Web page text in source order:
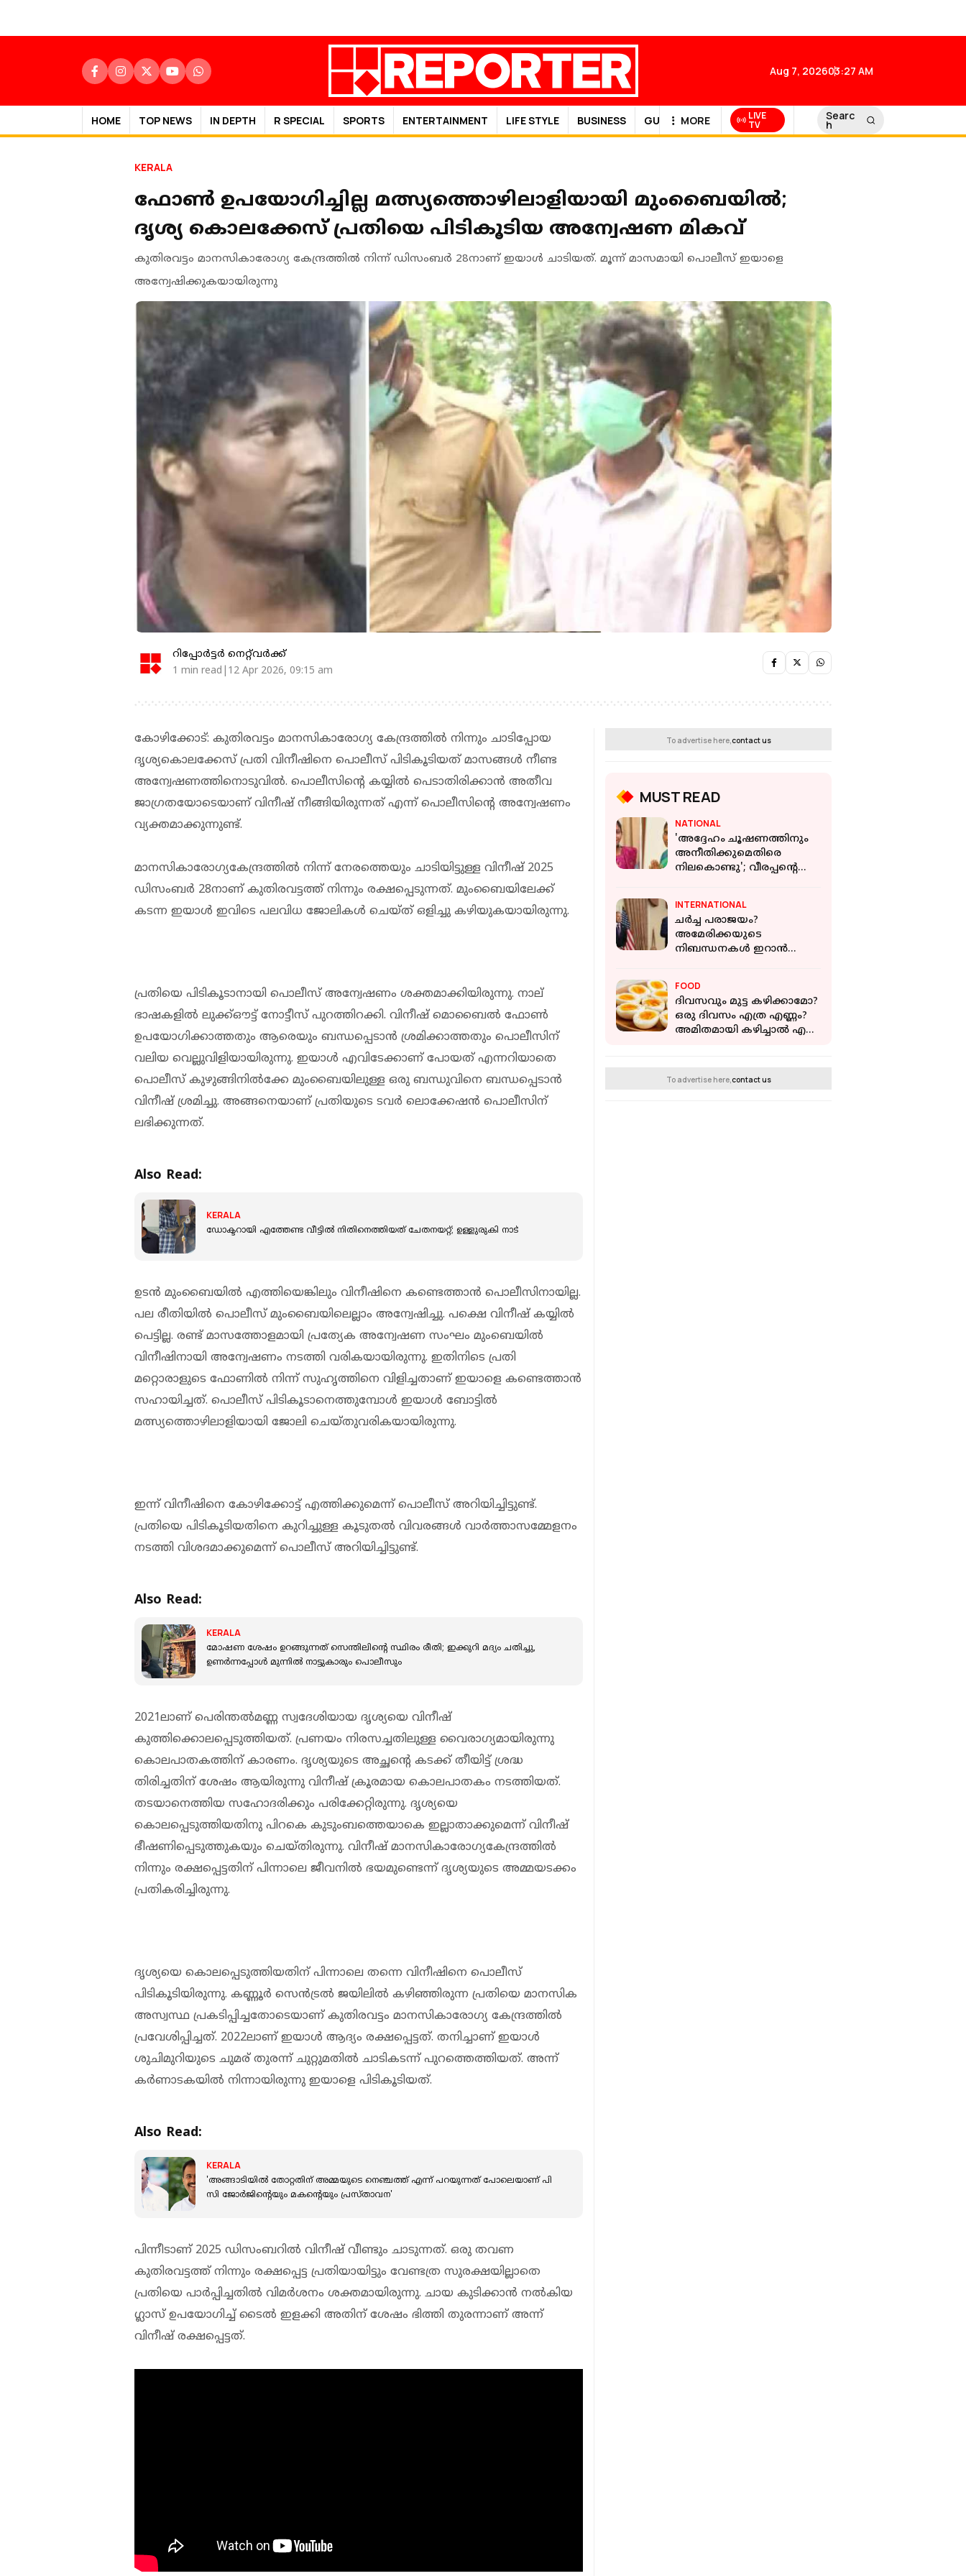
Aug 7, 202603:27 AM
HOME TOP NEWS IN DEPTH R SPECIAL SPORTS ENTERTAINMENT LIFE STYLE BUSINESS GULF NEWS
MORE LIVE
TV
Searc
h
KERALA
ഫോണ്‍ ഉപയോഗിച്ചില്ല മത്സ്യത്തൊഴിലാളിയായി മുംബൈയിൽ;
ദൃശ്യ കൊലക്കേസ് പ്രതിയെ പിടികൂടിയ അന്വേഷണ മികവ്
കുതിരവട്ടം മാനസികാരോഗ്യ കേന്ദ്രത്തില്‍ നിന്ന് ഡിസംബര്‍ 28നാണ് ഇയാള്‍ ചാടിയത്. മൂന്ന് മാസമായി പൊലീസ് ഇയാളെ
അന്വേഷിക്കുകയായിരുന്നു
റിപ്പോർട്ടർ നെറ്റ്‌വര്‍ക്ക്‌
1 min read|12 Apr 2026, 09:15 am
കോഴിക്കോട്: കുതിരവട്ടം മാനസികാരോഗ്യ കേന്ദ്രത്തിൽ നിന്നും ചാടിപ്പോയ
ദൃശ്യകൊലക്കേസ് പ്രതി വിനീഷിനെ പൊലീസ് പിടികൂടിയത് മാസങ്ങൾ നീണ്ട
അന്വേഷണത്തിനൊടുവിൽ. പൊലീസിന്റെ കയ്യിൽ പെടാതിരിക്കാൻ അതീവ
ജാഗ്രതയോടെയാണ് വിനീഷ് നീങ്ങിയിരുന്നത് എന്ന് പൊലീസിന്റെ അന്വേഷണം
വ്യക്തമാക്കുന്നുണ്ട്.
മാനസികാരോഗ്യകേന്ദ്രത്തിൽ നിന്ന് നേരത്തെയും ചാടിയിട്ടുള്ള വിനീഷ് 2025
ഡിസംബർ 28നാണ് കുതിരവട്ടത്ത് നിന്നും രക്ഷപ്പെടുന്നത്. മുംബൈയിലേക്ക്
കടന്ന ഇയാൾ ഇവിടെ പലവിധ ജോലികൾ ചെയ്ത് ഒളിച്ചു കഴിയുകയായിരുന്നു.
പ്രതിയെ പിടികൂടാനായി പൊലീസ് അന്വേഷണം ശക്തമാക്കിയിരുന്നു. നാല്
ഭാഷകളിൽ ലുക്ക്ഔട്ട് നോട്ടീസ് പുറത്തിറക്കി. വിനീഷ് മൊബൈൽ ഫോൺ
ഉപയോഗിക്കാത്തതും ആരെയും ബന്ധപ്പെടാൻ ശ്രമിക്കാത്തതും പൊലീസിന്
വലിയ വെല്ലുവിളിയായിരുന്നു. ഇയാൾ എവിടേക്കാണ് പോയത് എന്നറിയാതെ
പൊലീസ് കുഴുങ്ങിനിൽക്കേ മുംബൈയിലുള്ള ഒരു ബന്ധുവിനെ ബന്ധപ്പെടാൻ
വിനീഷ് ശ്രമിച്ചു. അങ്ങനെയാണ് പ്രതിയുടെ ടവർ ലൊക്കേഷൻ പൊലീസിന്
ലഭിക്കുന്നത്.
Also Read:
KERALA
ഡോക്ടറായി എത്തേണ്ട വീട്ടില്‍ നിതിനെത്തിയത് ചേതനയറ്റ്; ഉള്ളുരുകി നാട്
ഉടൻ മുംബൈയിൽ എത്തിയെങ്കിലും വിനീഷിനെ കണ്ടെത്താൻ പൊലീസിനായില്ല.
പല രീതിയിൽ പൊലീസ് മുംബൈയിലെല്ലാം അന്വേഷിച്ചു. പക്ഷെ വിനീഷ് കയ്യിൽ
പെട്ടില്ല. രണ്ട് മാസത്തോളമായി പ്രത്യേക അന്വേഷണ സംഘം മുംബെയിൽ
വിനീഷിനായി അന്വേഷണം നടത്തി വരികയായിരുന്നു. ഇതിനിടെ പ്രതി
മറ്റൊരാളുടെ ഫോണിൽ നിന്ന് സുഹൃത്തിനെ വിളിച്ചതാണ് ഇയാളെ കണ്ടെത്താൻ
സഹായിച്ചത്. പൊലീസ് പിടികൂടാനെത്തുമ്പോൾ ഇയാൾ ബോട്ടിൽ
മത്സ്യത്തൊഴിലാളിയായി ജോലി ചെയ്തുവരികയായിരുന്നു.
ഇന്ന് വിനീഷിനെ കോഴിക്കോട്ട് എത്തിക്കുമെന്ന് പൊലീസ് അറിയിച്ചിട്ടുണ്ട്.
പ്രതിയെ പിടികൂടിയതിനെ കുറിച്ചുള്ള കൂടുതൽ വിവരങ്ങൾ വാർത്താസമ്മേളനം
നടത്തി വിശദമാക്കുമെന്ന് പൊലീസ് അറിയിച്ചിട്ടുണ്ട്.
Also Read:
KERALA
മോഷണ ശേഷം ഉറങ്ങുന്നത് സെന്തിലിന്റെ സ്ഥിരം രീതി; ഇക്കുറി മദ്യം ചതിച്ചു,
ഉണർന്നപ്പോൾ മുന്നിൽ നാട്ടുകാരും പൊലീസും
2021ലാണ് പെരിന്തൽമണ്ണ സ്വദേശിയായ ദൃശ്യയെ വിനീഷ്
കുത്തിക്കൊലപ്പെടുത്തിയത്. പ്രണയം നിരസച്ചതിലുള്ള വൈരാഗ്യമായിരുന്നു
കൊലപാതകത്തിന് കാരണം. ദൃശ്യയുടെ അച്ഛന്റെ കടക്ക് തീയിട്ട് ശ്രദ്ധ
തിരിച്ചതിന് ശേഷം ആയിരുന്നു വിനീഷ് ക്രൂരമായ കൊലപാതകം നടത്തിയത്.
തടയാനെത്തിയ സഹോദരിക്കും പരിക്കേറ്റിരുന്നു. ദൃശ്യയെ
കൊലപ്പെടുത്തിയതിനു പിറകെ കുടുംബത്തെയാകെ ഇല്ലാതാക്കുമെന്ന് വിനീഷ്
ഭീഷണിപ്പെടുത്തുകയും ചെയ്തിരുന്നു. വിനീഷ് മാനസികാരോഗ്യകേന്ദ്രത്തിൽ
നിന്നും രക്ഷപ്പെട്ടതിന് പിന്നാലെ ജീവനിൽ ഭയമുണ്ടെന്ന് ദൃശ്യയുടെ അമ്മയടക്കം
പ്രതികരിച്ചിരുന്നു.
ദൃശ്യയെ കൊലപ്പെടുത്തിയതിന് പിന്നാലെ തന്നെ വിനീഷിനെ പൊലീസ്
പിടികൂടിയിരുന്നു. കണ്ണൂർ സെൻട്രൽ ജയിലിൽ കഴിഞ്ഞിരുന്ന പ്രതിയെ മാനസിക
അസ്വസ്ഥ പ്രകടിപ്പിച്ചതോടെയാണ് കുതിരവട്ടം മാനസികാരോഗ്യ കേന്ദ്രത്തിൽ
പ്രവേശിപ്പിച്ചത്. 2022ലാണ് ഇയാൾ ആദ്യം രക്ഷപ്പെട്ടത്. തനിച്ചാണ് ഇയാൾ
ശുചിമുറിയുടെ ചുമര് തുരന്ന് ചുറ്റുമതിൽ ചാടികടന്ന് പുറത്തെത്തിയത്. അന്ന്
കർണാടകയിൽ നിന്നായിരുന്നു ഇയാളെ പിടികൂടിയത്.
Also Read:
KERALA
'അങ്ങാടിയിൽ തോറ്റതിന് അമ്മയുടെ നെഞ്ചത്ത് എന്ന് പറയുന്നത് പോലെയാണ് പി
സി ജോർജിന്റെയും മകൻ്റെയും പ്രസ്താവന'
പിന്നീടാണ് 2025 ഡിസംബറിൽ വിനീഷ് വീണ്ടും ചാടുന്നത്. ഒരു തവണ
കുതിരവട്ടത്ത് നിന്നും രക്ഷപ്പെട്ട പ്രതിയായിട്ടും വേണ്ടത്ര സുരക്ഷയില്ലാതെ
പ്രതിയെ പാർപ്പിച്ചതിൽ വിമർശനം ശക്തമായിരുന്നു. ചായ കുടിക്കാൻ നൽകിയ
ഗ്ലാസ് ഉപയോഗിച്ച് ടൈൽ ഇളക്കി അതിന് ശേഷം ഭിത്തി തുരന്നാണ് അന്ന്
വിനീഷ് രക്ഷപ്പെട്ടത്.
To advertise here, contact us
MUST READ
NATIONAL
'അദ്ദേഹം ചൂഷണത്തിനും
അനീതിക്കുമെതിരെ
നിലകൊണ്ടു'; വീരപ്പൻ്റെ
INTERNATIONAL
ചര്‍ച്ച പരാജയം?
അമേരിക്കയുടെ
നിബന്ധനകള്‍ ഇറാന്‍
മടങ്ങുന്നുവെന്ന് ജെ ഡി
വാന്‍സ്
FOOD
ദിവസവും മുട്ട കഴിക്കാമോ?
ഒരു ദിവസം എത്ര എണ്ണം?
അമിതമായി കഴിച്ചാല്‍ എന്ത്
To advertise here, contact us